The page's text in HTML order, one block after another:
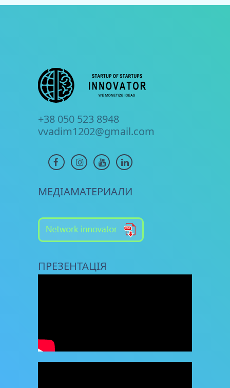
+38 050 523 8948
vvadim1202@gmail.com
МЕДІАМАТЕРИАЛИ
ПРЕЗЕНТАЦІЯ